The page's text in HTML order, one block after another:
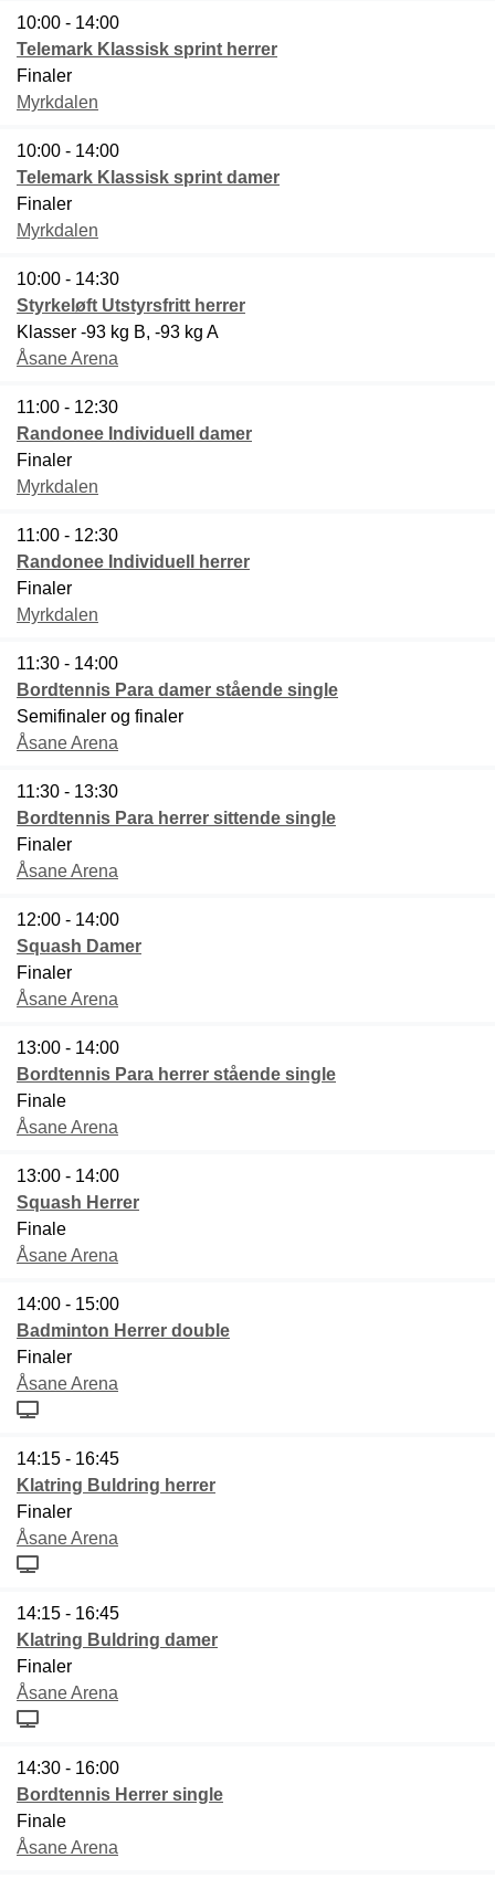
10:00 - 14:00
Telemark Klassisk sprint herrer
Finaler
Myrkdalen
10:00 - 14:00
Telemark Klassisk sprint damer
Finaler
Myrkdalen
10:00 - 14:30
Styrkeløft Utstyrsfritt herrer
Klasser -93 kg B, -93 kg A
Åsane Arena
11:00 - 12:30
Randonee Individuell damer
Finaler
Myrkdalen
11:00 - 12:30
Randonee Individuell herrer
Finaler
Myrkdalen
11:30 - 14:00
Bordtennis Para damer stående single
Semifinaler og finaler
Åsane Arena
11:30 - 13:30
Bordtennis Para herrer sittende single
Finaler
Åsane Arena
12:00 - 14:00
Squash Damer
Finaler
Åsane Arena
13:00 - 14:00
Bordtennis Para herrer stående single
Finale
Åsane Arena
13:00 - 14:00
Squash Herrer
Finale
Åsane Arena
14:00 - 15:00
Badminton Herrer double
Finaler
Åsane Arena
14:15 - 16:45
Klatring Buldring herrer
Finaler
Åsane Arena
14:15 - 16:45
Klatring Buldring damer
Finaler
Åsane Arena
14:30 - 16:00
Bordtennis Herrer single
Finale
Åsane Arena